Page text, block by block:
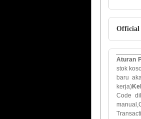
Official
Aturan
stok
baru
kerja)
Code
manual ,